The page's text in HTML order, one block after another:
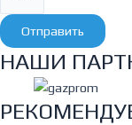
Отправить
НАШИ